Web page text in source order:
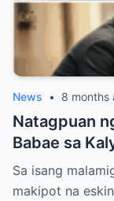
News • 8 months
Natagpuan
Babae sa
Hawak ang
ay Nagbago
Sa isang
makipot na